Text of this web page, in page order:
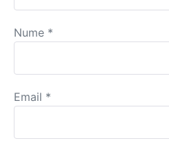
Nume *
Email *